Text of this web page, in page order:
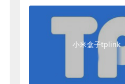
小米盒子tplink